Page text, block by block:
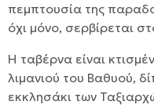
πεμπτουσία της
όχι μόνο, σερβίρεται
Η ταβέρνα είναι
λιμανιού του Βαθυού,
εκκλησάκι των